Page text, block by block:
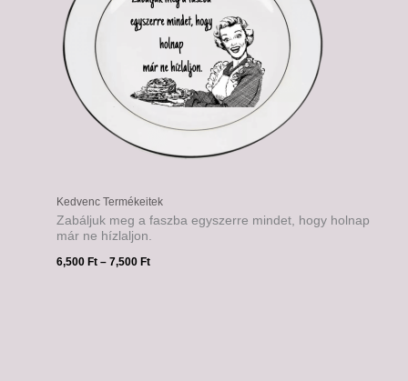
Kedvenc Termékeitek
Zabáljuk meg a faszba egyszerre mindet, hogy holnap
már ne hízlaljon.
6,500 Ft – 7,500 Ft